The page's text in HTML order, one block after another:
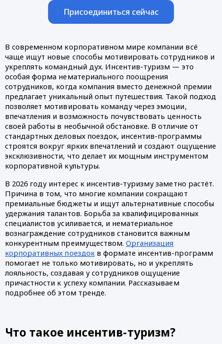
Присоединиться сейчас
В современном корпоративном мире компании всё
чаще ищут новые способы мотивировать сотрудников и
укреплять командный дух. Инсентив-туризм — это
особая форма нематериального поощрения
сотрудников, когда компания вместо денежной премии
предлагает уникальный опыт путешествия. Такой подход
позволяет мотивировать команду через эмоции,
впечатления и возможность почувствовать ценность
своей работы в необычной обстановке. В отличие от
стандартных деловых поездок, инсентив-программы
строятся вокруг ярких впечатлений и создают ощущение
эксклюзивности, что делает их мощным инструментом
корпоративной культуры.
В 2026 году интерес к инсентив-туризму заметно растёт.
Причина в том, что многие компании сокращают
премиальные бюджеты и ищут альтернативные способы
удержания талантов. Борьба за квалифицированных
специалистов усиливается, и нематериальное
вознаграждение сотрудников становится важным
конкурентным преимуществом. Организация
корпоративных поездокв формате инсентив-программ
помогает не только мотивировать, но и укреплять
лояльность, создавая у сотрудников ощущение
причастности к успеху компании. Рассказываем
подробнее об этом тренде.
Что такое инсентив-туризм?